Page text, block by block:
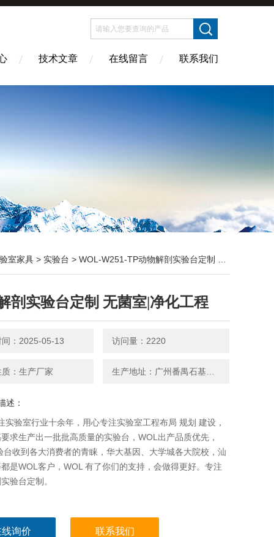
技术文章 在线留言 联系我们
室家具 > 实验台 > WOL-W251-TP动物解剖实验台定制 无菌室|净化工程
剖实验台定制 无菌室|净化工程
间：2025-05-13 访问量：2220
质：生产厂家
述：
实验室行业十余年，用心专注实验室工程布局 规划 建设，
求生产出一批批高质量的实验台，WOL出产品质优先，
台收到各大消费者的青睐，华大基因、大学城各大院校，汕
是WOL客户，WOL 有了你们的支持，会做得更好。专注
验台定制。
询价 联系我们